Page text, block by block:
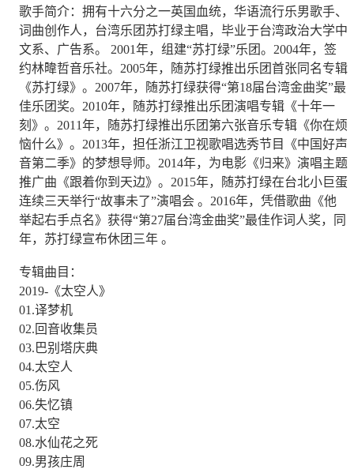
歌手简介：拥有十六分之一英国血统，华语流行乐男歌手、
词曲创作人，台湾乐团苏打绿主唱，毕业于台湾政治大学中
文系、广告系。 2001年，组建“苏打绿”乐团。2004年，签
约林暐哲音乐社。2005年，随苏打绿推出乐团首张同名专辑
《苏打绿》。2007年，随苏打绿获得“第18届台湾金曲奖”最
佳乐团奖。2010年，随苏打绿推出乐团演唱专辑《十年一
刻》。2011年，随苏打绿推出乐团第六张音乐专辑《你在烦
恼什么》。2013年，担任浙江卫视歌唱选秀节目《中国好声
音第二季》的梦想导师。2014年，为电影《归来》演唱主题
推广曲《跟着你到天边》。2015年，随苏打绿在台北小巨蛋
连续三天举行“故事未了”演唱会 。2016年，凭借歌曲《他
举起右手点名》获得“第27届台湾金曲奖”最佳作词人奖，同
年，苏打绿宣布休团三年 。
专辑曲目：
2019-《太空人》
01.译梦机
02.回音收集员
03.巴别塔庆典
04.太空人
05.伤风
06.失忆镇
07.太空
08.水仙花之死
09.男孩庄周